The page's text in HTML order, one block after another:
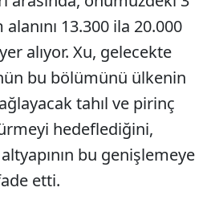
13.300 ila 20.000
alıyor. Xu, gelecekte
bu bölümünü ülkenin
tahıl ve pirinç
hedeflediğini,
bu genişlemeye
etti.